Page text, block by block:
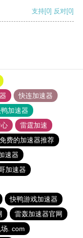
支持[0] 反对[0]
快连加速器
加速器
雷霆加速
免费的加速器推荐
速器
加速器
快鸭游戏加速器
雷轰加速器官网
. com